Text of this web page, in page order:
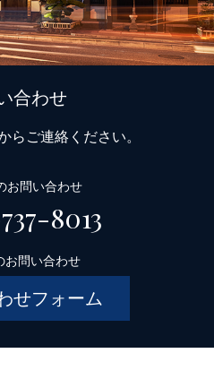
合わせ
らご連絡ください。
お問い合わせ
8013
お問い合わせ
せフォーム